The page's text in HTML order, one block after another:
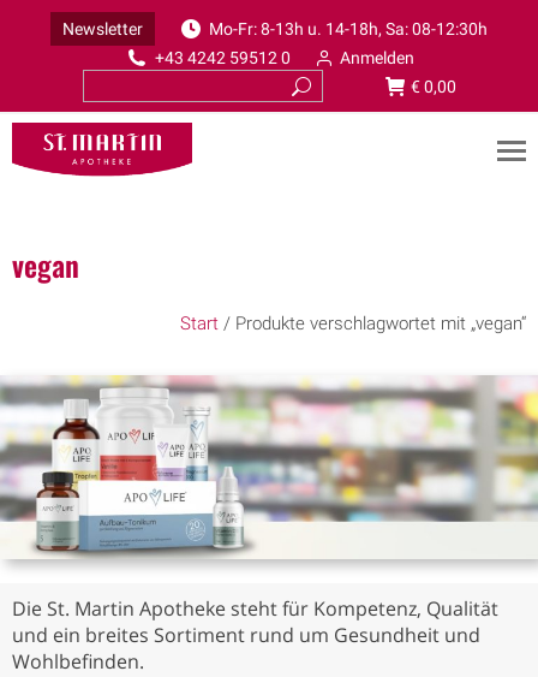
Newsletter
Mo-Fr: 8-13h u. 14-18h, Sa: 08-12:30h
+43 4242 59512 0
Anmelden
€0,00
vegan
Start / Produkte verschlagwortet mit „vegan“
Die St. Martin Apotheke steht für Kompetenz, Qualität
und ein breites Sortiment rund um Gesundheit und
Wohlbefinden.